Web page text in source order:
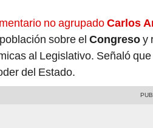
no agrupadoCarlos
sobre el Congresoy
al Legislativo. Señaló
del Estado.